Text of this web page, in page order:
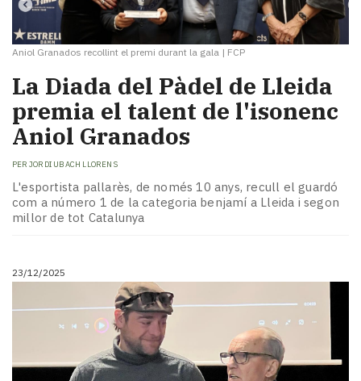
Aniol Granados recollint el premi durant la gala | FCP
La Diada del Pàdel de Lleida
premia el talent de l'isonenc
Aniol Granados
PER JORDI UBACH LLORENS
L'esportista pallarès, de només 10 anys, recull el guardó
com a número 1 de la categoria benjamí a Lleida i segon
millor de tot Catalunya
23/12/2025